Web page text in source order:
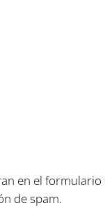
en el
de spam.